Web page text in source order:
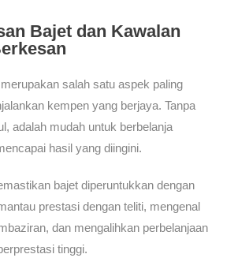
Bajet dan Kawalan
salah satu aspek paling
kempen yang berjaya. Tanpa
adalah mudah untuk berbelanja
hasil yang diingini.
bajet diperuntukkan dengan
prestasi dengan teliti, mengenal
dan mengalihkan perbelanjaan
tinggi.